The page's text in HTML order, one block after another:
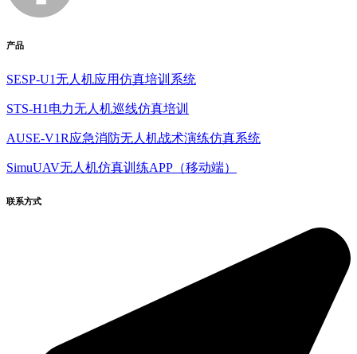
产品
SESP-U1无人机应用仿真培训系统
STS-H1电力无人机巡线仿真培训
AUSE-V1R应急消防无人机战术演练仿真系统
SimuUAV无人机仿真训练APP（移动端）
联系方式